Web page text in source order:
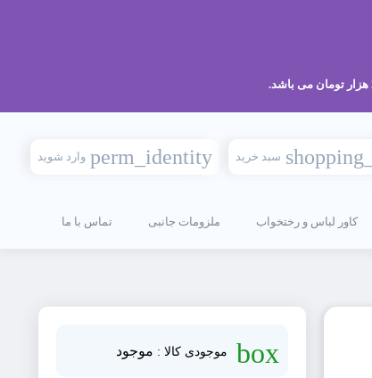
وارد شوید perm_identity سبد خرید
کاور لباس و رختخواب ملزومات جانبی تماس با ما
box موجودی کالا : موجود